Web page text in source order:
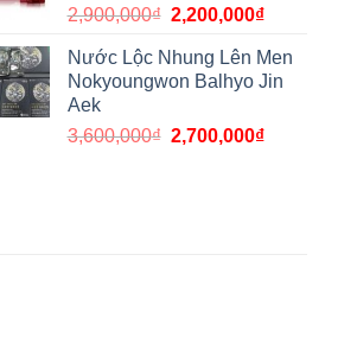
2,900,000₫ 2,200,000₫
Nước Lộc Nhung Lên Men
Nokyoungwon Balhyo Jin
Aek
3,600,000₫ 2,700,000₫